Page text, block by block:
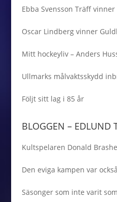
Ebba Svensson Träff
Oscar Lindberg vinner
Mitt hockeyliv – Anders
Ullmarks målvaktsskydd
Följt sitt lag i 85 år
BLOGGEN – EDLUND
Kultspelaren Donald
Den eviga kampen var
Säsonger som inte varit